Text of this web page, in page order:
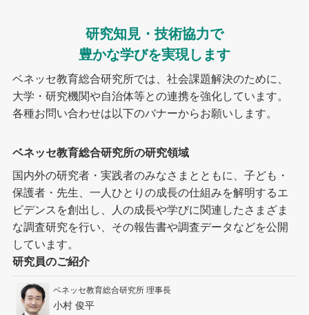
研究知見・技術協力で
豊かな学びを実現します
ベネッセ教育総合研究所では、社会課題解決のために、
大学・研究機関や自治体等との連携を強化しています。
各種お問い合わせは以下のバナーからお願いします。
ベネッセ教育総合研究所の研究領域
国内外の研究者・実践者のみなさまとともに、子ども・
保護者・先生、一人ひとりの成長の仕組みを解明するエ
ビデンスを創出し、人の成長や学びに関連したさまざま
な調査研究を行い、その報告書や調査データなどを公開
しています。
研究員のご紹介
ベネッセ教育総合研究所 理事長
小村 俊平